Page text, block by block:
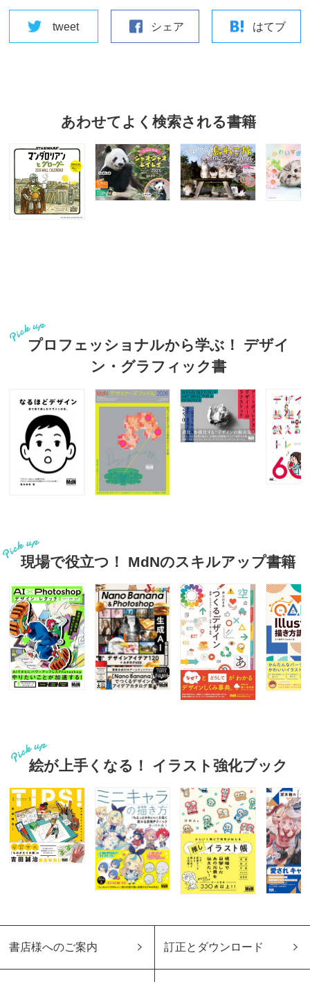
tweet シェア はてブ
あわせてよく検索される書籍
プロフェッショナルから学ぶ！ デザイ
ン・グラフィック書
現場で役立つ！ MdNのスキルアップ書籍
絵が上手くなる！ イラスト強化ブック
書店様へのご案内 訂正とダウンロード